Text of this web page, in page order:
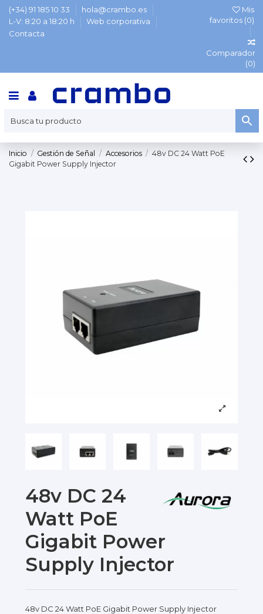
(+34) 91 185 10 33
hola@crambo.es
L-V: 8:20 a 18:20 h
Web corporativa
Contacta
Mis
favoritos (0)
Comparador
(0)
Inicio Gestión de Señal Accesorios
48v DC 24 Watt PoE
Gigabit Power Supply Injector
48v DC 24
Watt PoE
Gigabit Power
Supply Injector
48v DC 24 Watt PoE Gigabit Power Supply Injector